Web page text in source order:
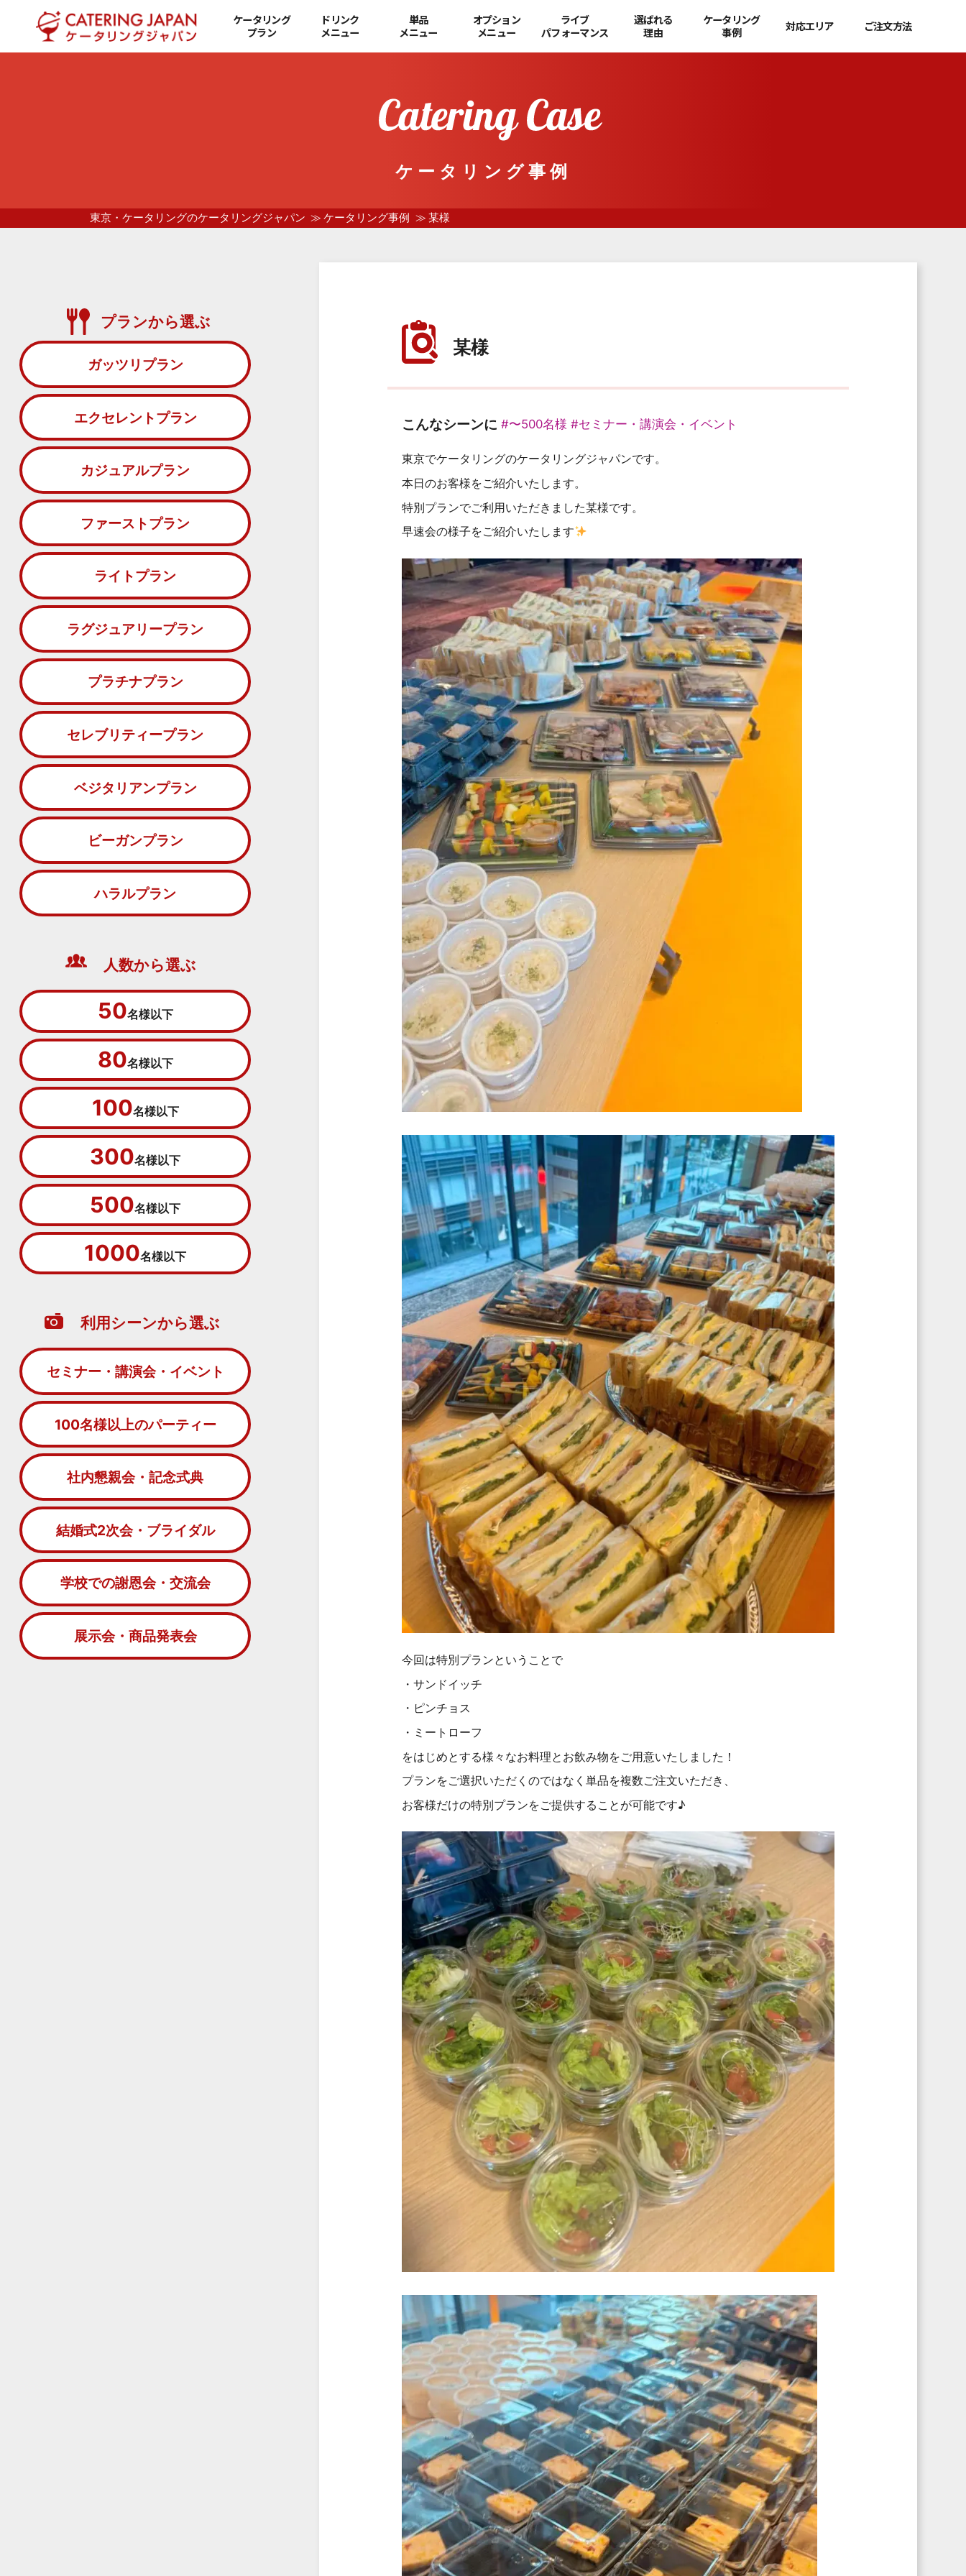
ケータリング
プラン
ドリンク
メニュー
単品
メニュー
オプション
メニュー
ライブ
パフォーマンス
選ばれる
理由
ケータリング
事例
対応エリア ご注文方法
ケータリング事例
東京・ケータリングのケータリングジャパン ケータリング事例 某様
某様
こんなシーンに #〜500名様 #セミナー・講演会・イベント
東京でケータリングのケータリングジャパンです。
本日のお客様をご紹介いたします。
特別プランでご利用いただきました某様です。
早速会の様子をご紹介いたします
今回は特別プランということで
・サンドイッチ
・ピンチョス
・ミートローフ
をはじめとする様々なお料理とお飲み物をご用意いたしました！
プランをご選択いただくのではなく単品を複数ご注文いただき、
お客様だけの特別プランをご提供することが可能です♪
プランから選ぶ
ガッツリプラン
エクセレントプラン
カジュアルプラン
ファーストプラン
ライトプラン
ラグジュアリープラン
プラチナプラン
セレブリティープラン
ベジタリアンプラン
ビーガンプラン
ハラルプラン
人数から選ぶ
50名様以下
80名様以下
100名様以下
300名様以下
500名様以下
1000名様以下
利用シーンから選ぶ
セミナー・講演会・イベント
100名様以上のパーティー
社内懇親会・記念式典
結婚式2次会・ブライダル
学校での謝恩会・交流会
展示会・商品発表会